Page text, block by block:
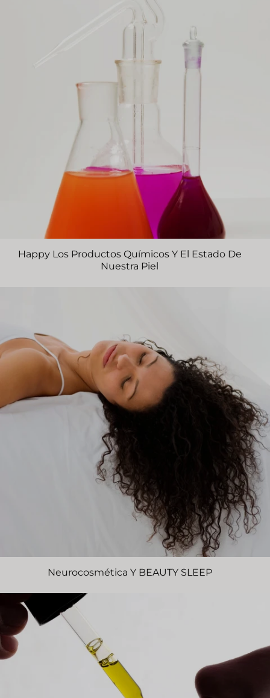
Happy Los Productos Químicos Y El Estado De
Nuestra Piel
Neurocosmética Y BEAUTY SLEEP